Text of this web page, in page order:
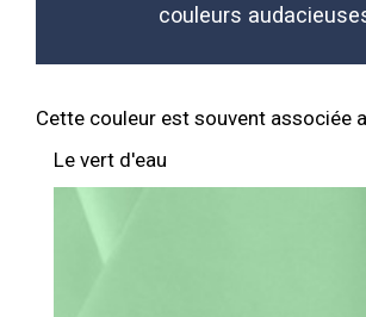
couleurs
Cette couleur est souvent associée
Le vert d'eau